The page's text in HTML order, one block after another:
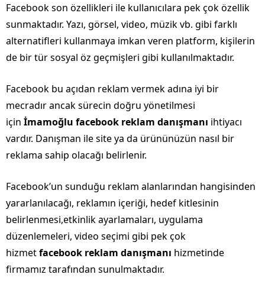
Facebook son özellikleri ile kullanıcılara pek çok özellik
sunmaktadır. Yazı, görsel, video, müzik vb. gibi farklı
alternatifleri kullanmaya imkan veren platform, kişilerin
de bir tür sosyal öz geçmişleri gibi kullanılmaktadır.
Facebook bu açıdan reklam vermek adına iyi bir
mecradır ancak sürecin doğru yönetilmesi
için İmamoğlu facebook reklam danışmanı ihtiyacı
vardır. Danışman ile site ya da ürününüzün nasıl bir
reklama sahip olacağı belirlenir.
Facebook’un sunduğu reklam alanlarından hangisinden
yararlanılacağı, reklamın içeriği, hedef kitlesinin
belirlenmesi,etkinlik ayarlamaları, uygulama
düzenlemeleri, video seçimi gibi pek çok
hizmetfacebook reklam danışmanı hizmetinde
firmamız tarafından sunulmaktadır.